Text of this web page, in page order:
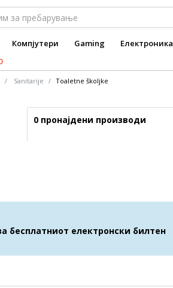
Компјутери Gaming Електроника
Sanitarije Toaletne školjke
0 пронајдени производи
бесплатниот електронски билтен